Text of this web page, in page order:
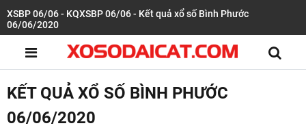
XSBP 06/06 - KQXSBP 06/06 - Kết quả xổ số Bình Phước
06/06/2020
KẾT QUẢ XỔ SỐ BÌNH PHƯỚC
06/06/2020